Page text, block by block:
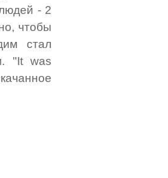
- 2
чтобы
стал
"It was